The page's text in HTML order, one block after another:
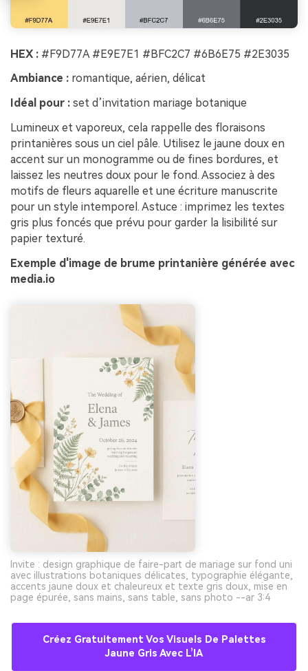
HEX : #F9D77A #E9E7E1 #BFC2C7 #6B6E75 #2E3035
Ambiance : romantique, aérien, délicat
Idéal pour : set d’invitation mariage botanique
Lumineux et vaporeux, cela rappelle des floraisons
printanières sous un ciel pâle. Utilisez le jaune doux en
accent sur un monogramme ou de fines bordures, et
laissez les neutres doux pour le fond. Associez à des
motifs de fleurs aquarelle et une écriture manuscrite
pour un style intemporel. Astuce : imprimez les textes
gris plus foncés que prévu pour garder la lisibilité sur
papier texturé.
Exemple d'image de brume printanière générée avec
media.io
Invite : design graphique de faire-part de mariage sur fond uni
avec illustrations botaniques délicates, typographie élégante,
accents jaune doux et chaleureux et texte gris doux, mise en
page épurée, sans mains, sans table, sans photo --ar 3:4
Créez Gratuitement Vos Visuels De Palettes
Jaune Gris Avec L’IA